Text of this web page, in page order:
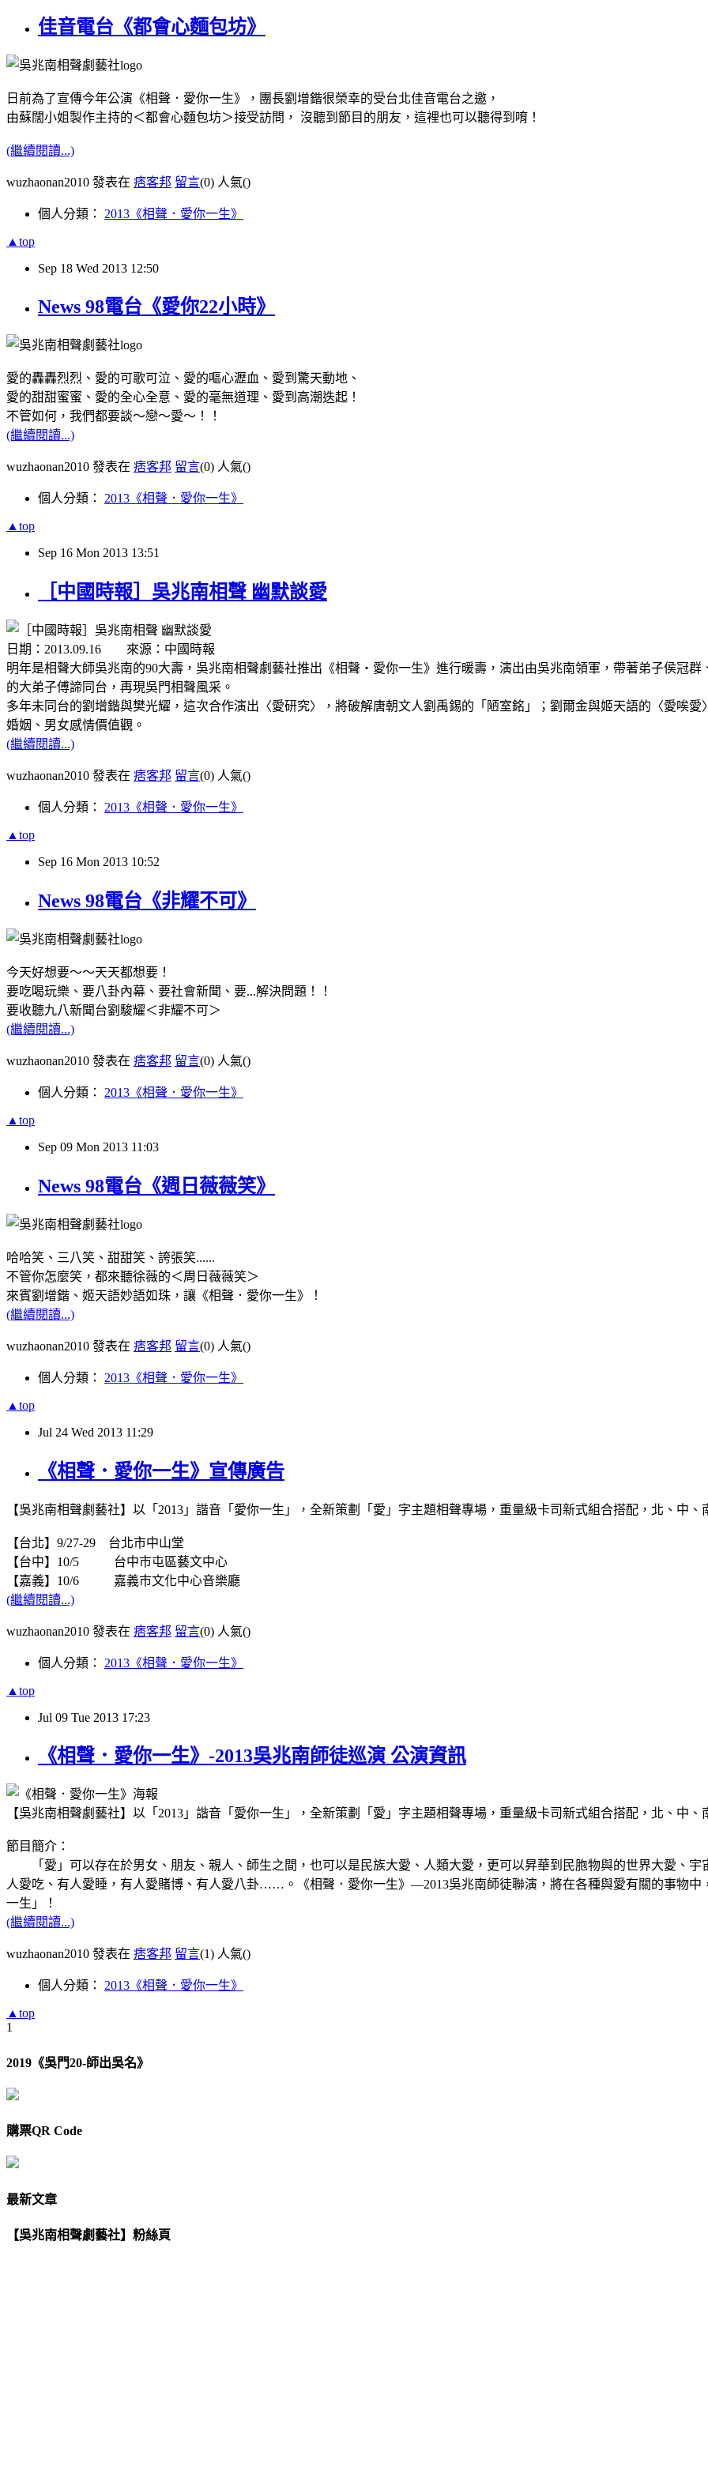
佳音電台《都會心麵包坊》
日前為了宣傳今年公演《相聲．愛你一生》，團長劉增鍇很榮幸的受台北佳音電台之邀，
由蘇闊小姐製作主持的＜都會心麵包坊＞接受訪問， 沒聽到節目的朋友，這裡也可以聽得到唷！
(繼續閱讀...)
wuzhaonan2010 發表在 痞客邦 留言(0) 人氣()
個人分類： 2013《相聲．愛你一生》
▲top
Sep 18 Wed 2013 12:50
News 98電台《愛你22小時》
愛的轟轟烈烈、愛的可歌可泣、愛的嘔心瀝血、愛到驚天動地、
愛的甜甜蜜蜜、愛的全心全意、愛的毫無道理、愛到高潮迭起！
不管如何，我們都要談～戀～愛～！！
(繼續閱讀...)
wuzhaonan2010 發表在 痞客邦 留言(0) 人氣()
個人分類： 2013《相聲．愛你一生》
▲top
Sep 16 Mon 2013 13:51
［中國時報］吳兆南相聲 幽默談愛
日期：2013.09.16 來源：中國時報
明年是相聲大師吳兆南的90大壽，吳兆南相聲劇藝社推出《相聲‧愛你一生》進行暖壽，演出由吳兆南領軍，帶著弟子侯冠
的大弟子傅諦同台，再現吳門相聲風采。
多年未同台的劉增鍇與樊光耀，這次合作演出〈愛研究〉，將破解唐朝文人劉禹錫的「陋室銘」；劉爾金與姬天語的〈愛唉
婚姻、男女感情價值觀。
(繼續閱讀...)
wuzhaonan2010 發表在 痞客邦 留言(0) 人氣()
個人分類： 2013《相聲．愛你一生》
▲top
Sep 16 Mon 2013 10:52
News 98電台《非耀不可》
今天好想要～～天天都想要！
要吃喝玩樂、要八卦內幕、要社會新聞、要...解決問題！！
要收聽九八新聞台劉駿耀＜非耀不可＞
(繼續閱讀...)
wuzhaonan2010 發表在 痞客邦 留言(0) 人氣()
個人分類： 2013《相聲．愛你一生》
▲top
Sep 09 Mon 2013 11:03
News 98電台《週日薇薇笑》
哈哈笑、三八笑、甜甜笑、誇張笑......
不管你怎麼笑，都來聽徐薇的＜周日薇薇笑＞
來賓劉增鍇、姬天語妙語如珠，讓《相聲．愛你一生》！
(繼續閱讀...)
wuzhaonan2010 發表在 痞客邦 留言(0) 人氣()
個人分類： 2013《相聲．愛你一生》
▲top
Jul 24 Wed 2013 11:29
《相聲．愛你一生》宣傳廣告
【吳兆南相聲劇藝社】以「2013」諧音「愛你一生」，全新策劃「愛」字主題相聲專場，重量級卡司新式組合搭配，北、中、
【台北】9/27-29 台北市中山堂
【台中】10/5 台中市屯區藝文中心
【嘉義】10/6 嘉義市文化中心音樂廳
(繼續閱讀...)
wuzhaonan2010 發表在 痞客邦 留言(0) 人氣()
個人分類： 2013《相聲．愛你一生》
▲top
Jul 09 Tue 2013 17:23
《相聲．愛你一生》-2013吳兆南師徒巡演 公演資訊
【吳兆南相聲劇藝社】以「2013」諧音「愛你一生」，全新策劃「愛」字主題相聲專場，重量級卡司新式組合搭配，北、中、
節目簡介：
「愛」可以存在於男女、朋友、親人、師生之間，也可以是民族大愛、人類大愛，更可以昇華到民胞物與的世界大愛、宇
人愛吃、有人愛睡，有人愛賭博、有人愛八卦……。《相聲．愛你一生》—2013吳兆南師徒聯演，將在各種與愛有關的事物
一生」！
(繼續閱讀...)
wuzhaonan2010 發表在 痞客邦 留言(1) 人氣()
個人分類： 2013《相聲．愛你一生》
▲top
1
2019《吳門20-師出吳名》
購票QR Code
最新文章
【吳兆南相聲劇藝社】粉絲頁